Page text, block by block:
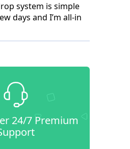
system is simple
days and I’m all-in
24/7 Premium